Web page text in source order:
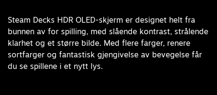
Steam Decks HDR OLED-skjerm er designet helt fra
bunnen av for spilling, med slående kontrast, strålende
klarhet og et større bilde. Med flere farger, renere
sortfarger og fantastisk gjengivelse av bevegelse får
du se spillene i et nytt lys.